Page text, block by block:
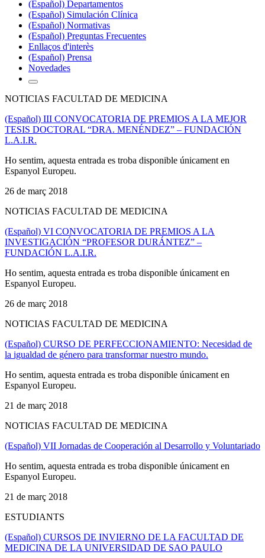
(Español) Departamentos
(Español) Simulación Clínica
(Español) Normativas
(Español) Preguntas Frecuentes
Enllaços d'interès
(Español) Prensa
Novedades
NOTICIAS FACULTAD DE MEDICINA
(Español) III CONVOCATORIA DE PREMIOS A LA MEJOR
TESIS DOCTORAL “DRA. MENÉNDEZ” – FUNDACIÓN
L.A.I.R.
Ho sentim, aquesta entrada es troba disponible únicament en
Espanyol Europeu.
26 de març 2018
NOTICIAS FACULTAD DE MEDICINA
(Español) VI CONVOCATORIA DE PREMIOS A LA
INVESTIGACIÓN “PROFESOR DURÁNTEZ” –
FUNDACIÓN L.A.I.R.
Ho sentim, aquesta entrada es troba disponible únicament en
Espanyol Europeu.
26 de març 2018
NOTICIAS FACULTAD DE MEDICINA
(Español) CURSO DE PERFECCIONAMIENTO: Necesidad de
la igualdad de género para transformar nuestro mundo.
Ho sentim, aquesta entrada es troba disponible únicament en
Espanyol Europeu.
21 de març 2018
NOTICIAS FACULTAD DE MEDICINA
(Español) VII Jornadas de Cooperación al Desarrollo y Voluntariado
Ho sentim, aquesta entrada es troba disponible únicament en
Espanyol Europeu.
21 de març 2018
ESTUDIANTS
(Español) CURSOS DE INVIERNO DE LA FACULTAD DE
MEDICINA DE LA UNIVERSIDAD DE SAO PAULO